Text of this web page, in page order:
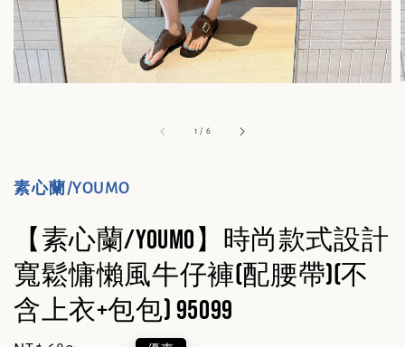
1 / 6
素心蘭/YOUMO
【素心蘭/YOUMO】時尚款式設計
寬鬆慵懶風牛仔褲(配腰帶)(不
含上衣+包包) 95099